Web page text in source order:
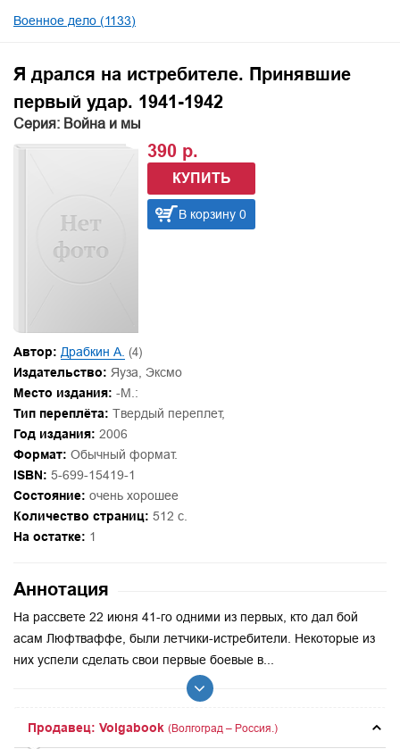
Военное дело (1133)
Я дрался на истребителе. Принявшие
первый удар. 1941-1942
Серия: Война и мы
390 р.
КУПИТЬ
В корзину 0
Автор: Драбкин А. (4)
Издательство: Яуза, Эксмо
Место издания: -М.:
Тип переплёта: Твердый переплет,
Год издания: 2006
Формат: Обычный формат.
ISBN: 5-699-15419-1
Состояние: очень хорошее
Количество страниц: 512 с.
На остатке: 1
Аннотация
На рассвете 22 июня 41-го одними из первых, кто дал бой
асам Люфтваффе, были летчики-истребители. Некоторые из
них успели сделать свои первые боевые в...
Продавец: Volgabook (Волгоград – Россия.)